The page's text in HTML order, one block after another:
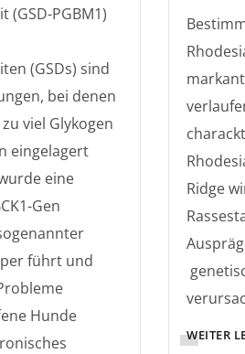
(GSD-PGBM1)
(GSDs) sind
bei denen
viel Glykogen
eingelagert
eine
Gen
führt und
Hunde
Ridge
WEITER